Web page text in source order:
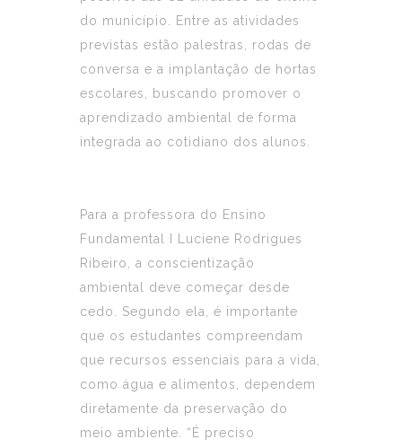
do município. Entre as atividades
previstas estão palestras, rodas de
conversa e a implantação de hortas
escolares, buscando promover o
aprendizado ambiental de forma
integrada ao cotidiano dos alunos.
Para a professora do Ensino
Fundamental I Luciene Rodrigues
Ribeiro, a conscientização
ambiental deve começar desde
cedo. Segundo ela, é importante
que os estudantes compreendam
que recursos essenciais para a vida,
como água e alimentos, dependem
diretamente da preservação do
meio ambiente. “É preciso